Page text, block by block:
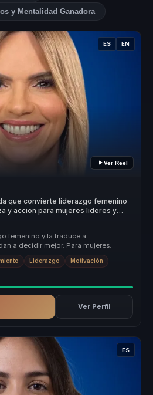
y Mentalidad Ganadora
ES EN
Ver Reel
que convierte liderazgo femenino
y accion para mujeres lideres y
femenino y la traduce a
a decidir mejor. Para mujeres
Liderazgo Motivación
Ver Perfil
ES